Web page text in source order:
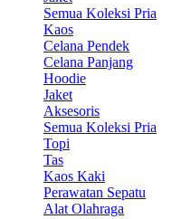
Semua Koleksi Pria
Kaos
Celana Pendek
Celana Panjang
Hoodie
Jaket
Aksesoris
Semua Koleksi Pria
Topi
Tas
Kaos Kaki
Perawatan Sepatu
Alat Olahraga